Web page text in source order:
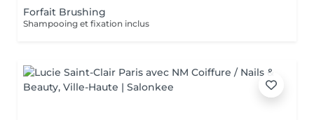
Forfait Brushing
Shampooing et fixation inclus